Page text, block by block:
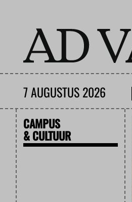
7 AUGUSTUS 2026
CAMPUS
& CULTUUR